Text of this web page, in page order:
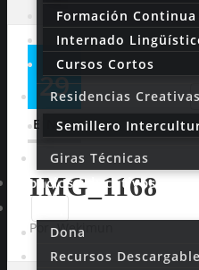
Formación Continua
Internado
Cursos Cortos
Residencias Creativas
Semillero
Giras Técnicas
Espacios Educativos
Dona
Recursos
29
ENE
IMG_1168
Por Wekimun